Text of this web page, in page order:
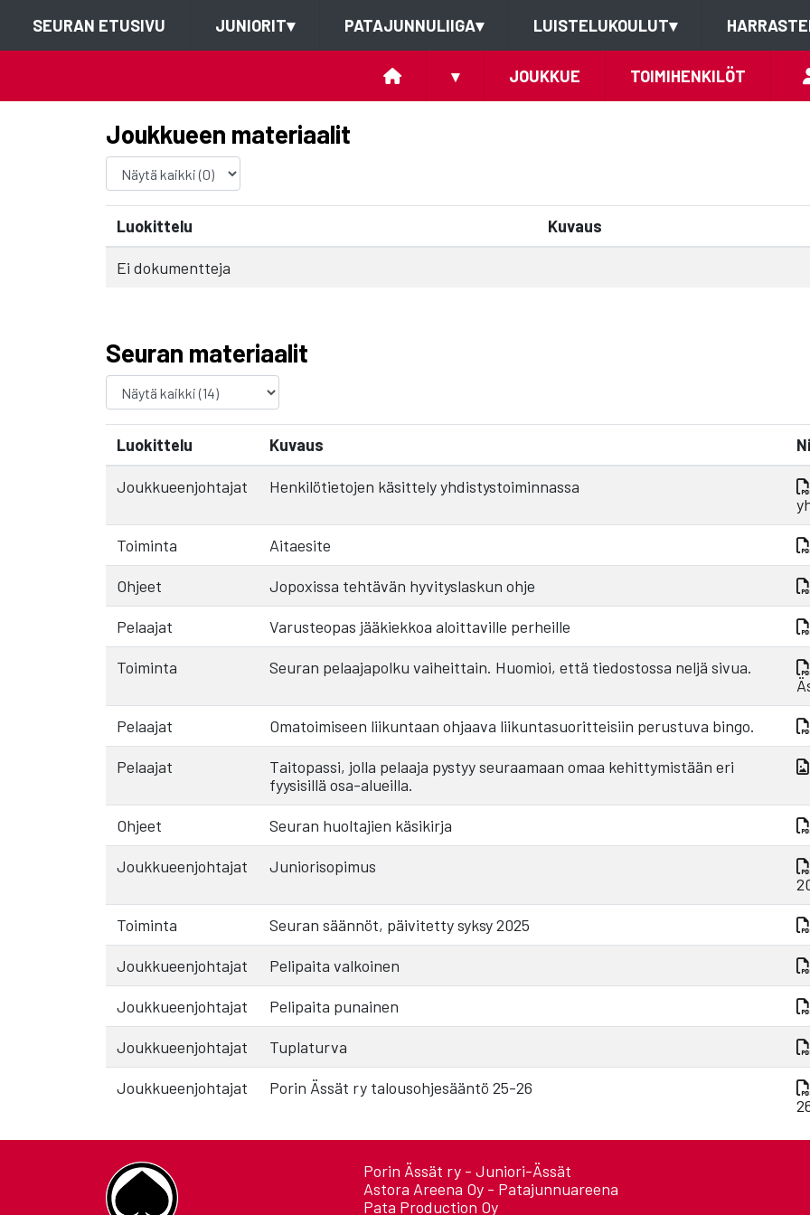
SEURAN ETUSIVU JUNIORIT▾ PATAJUNNULIIGA▾ LUISTELUKOULUT▾
▾ JOUKKUE TOIMIHENKILÖT
Joukkueen materiaalit
Luokittelu Kuvaus
Ei dokumentteja
Seuran materiaalit
Luokittelu Kuvaus
Joukkueenjohtajat
Henkilötietojen käsittely yhdistystoiminnassa
Toiminta Aitaesite
Ohjeet Jopoxissa tehtävän hyvityslaskun ohje
Pelaajat Varusteopas jääkiekkoa aloittaville perheille
Toiminta
Seuran pelaajapolku vaiheittain. Huomioi, että tiedostossa neljä sivua.
Pelaajat Omatoimiseen liikuntaan ohjaava liikuntasuoritteisiin perustuva bingo.
Pelaajat
Taitopassi, jolla pelaaja pystyy seuraamaan omaa kehittymistään eri
fyysisillä osa-alueilla.
Ohjeet Seuran huoltajien käsikirja
Joukkueenjohtajat
Juniorisopimus
Toiminta Seuran säännöt, päivitetty syksy 2025
Joukkueenjohtajat Pelipaita valkoinen
Joukkueenjohtajat Pelipaita punainen
Joukkueenjohtajat Tuplaturva
Joukkueenjohtajat
Porin Ässät ry talousohjesääntö 25-26
Porin Ässät ry - Juniori-Ässät
Astora Areena Oy - Patajunnuareena
Pata Production Oy